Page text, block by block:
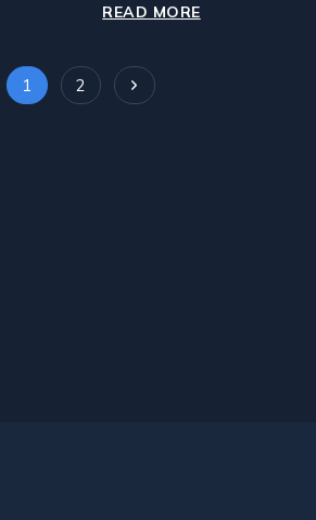
RANSOMWARE
READ MORE
1 2
Next